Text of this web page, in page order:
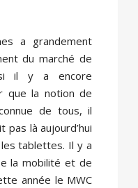
a grandement
du marché de
il y a encore
que la notion de
de tous, il
pas là aujourd’hui
tablettes. Il y a
la mobilité et de
année le MWC